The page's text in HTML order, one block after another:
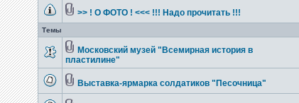
>> ! О ФОТО ! <<< !!! Надо прочитать !!!
Темы
Московский музей "Всемирная история в
пластилине"
Выставка-ярмарка солдатиков "Песочница"